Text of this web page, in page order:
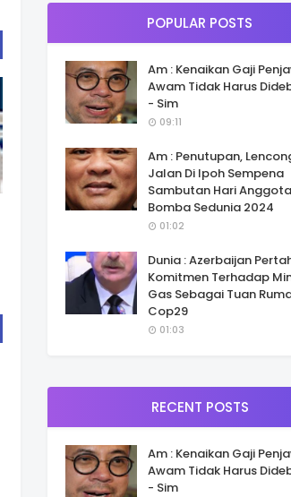
POPULAR POSTS
Am : Kenaikan Gaji
Awam Tidak Harus
- Sim
09:11
Am : Penutupan,
Jalan Di Ipoh Sempena
Sambutan Hari Anggota
Bomba Sedunia 2024
01:02
Dunia : Azerbaijan
Komitmen Terhadap
Gas Sebagai Tuan
Cop29
01:03
RECENT POSTS
Am : Kenaikan Gaji
Awam Tidak Harus
- Sim